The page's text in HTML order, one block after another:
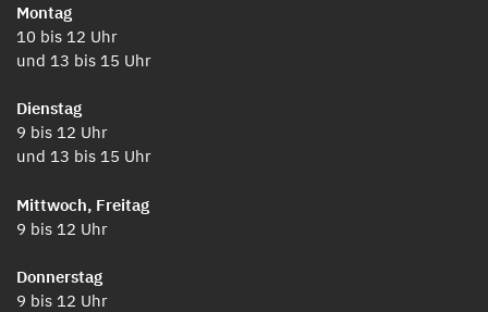
Montag
10 bis 12 Uhr
und 13 bis 15 Uhr
Dienstag
9 bis 12 Uhr
und 13 bis 15 Uhr
Mittwoch, Freitag
9 bis 12 Uhr
Donnerstag
9 bis 12 Uhr